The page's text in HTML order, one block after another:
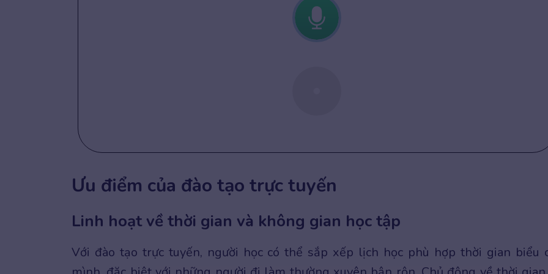
Ưu điểm của đào tạo trực tuyến
Linh hoạt về thời gian và không gian học tập
Với đào tạo trực tuyến, người học có thể sắp xếp lịch học phù hợp thời gian biểu